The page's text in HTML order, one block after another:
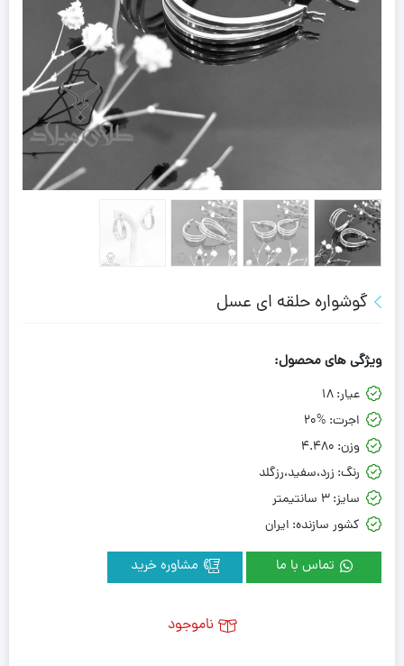
گوشواره حلقه ای عسل
ویژگی های محصول:
عیار:18
اجرت: 20%
وزن: 4.480
رنگ: زرد،سفید،رزگلد
سایز:3 سانتیمتر
کشور سازنده: ایران
تماس با ما
ناموجود